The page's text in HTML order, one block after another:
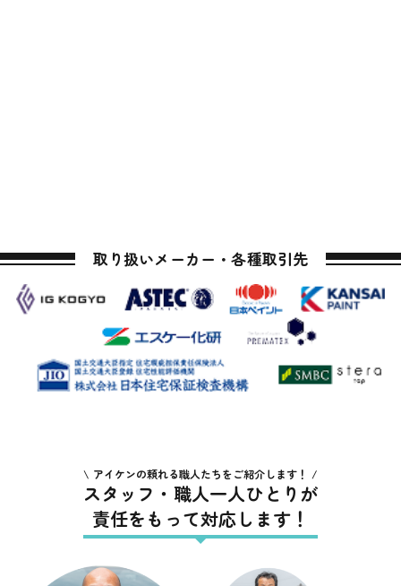
取り扱いメーカー・各種取引先
アイケンの頼れる職人たちをご紹介します！
スタッフ・職人一人ひとりが
責任をもって対応します！